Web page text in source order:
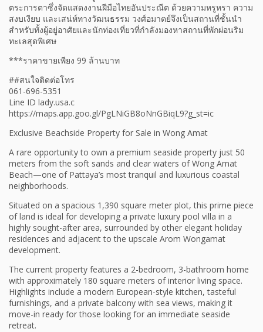
ตระการตาซึ่งจัดแสดงงานฝีมือไทยอันประณีต ด้วยความหรูหรา ความ
สงบเงียบ และเสน่ห์ทางวัฒนธรรม วงศ์อมาตย์จึงเป็นสถานที่ชั้นนำ
สำหรับทั้งผู้อยู่อาศัยและนักท่องเที่ยวที่กำลังมองหาสถานที่พักผ่อนริม
ทะเลสุดพิเศษ
***ราคาขายเพียง 99 ล้านบาท
##สนใจติดต่อโทร
061-696-5351
Line ID lady.usa.c
https://maps.app.goo.gl/PgLNiGB8oNnGBiqL9?g_st=ic
Exclusive Beachside Property for Sale in Wong Amat
A rare opportunity to own a premium seaside property just 50
meters from the soft sands and clear waters of Wong Amat
Beach—one of Pattaya’s most tranquil and luxurious coastal
neighborhoods.
Situated on a spacious 1,390 square meter plot, this prime piece
of land is ideal for developing a private luxury pool villa in a
highly sought-after area, surrounded by other elegant holiday
residences and adjacent to the upscale Arom Wongamat
development.
The current property features a 2-bedroom, 3-bathroom home
with approximately 180 square meters of interior living space.
Highlights include a modern European-style kitchen, tasteful
furnishings, and a private balcony with sea views, making it
move-in ready for those looking for an immediate seaside
retreat.